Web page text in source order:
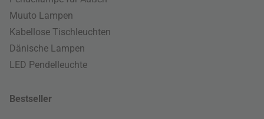
Muuto Lampen
Kabellose Tischleuchten
Dänische Lampen
LED Pendelleuchte
Bestseller